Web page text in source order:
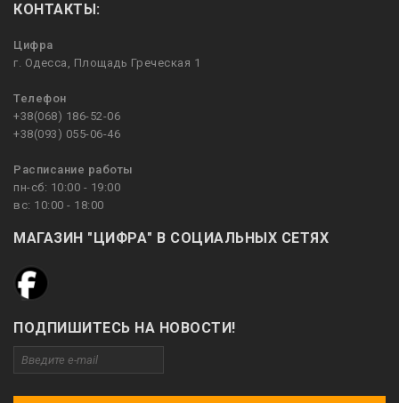
КОНТАКТЫ:
Цифра
г. Одесса, Площадь Греческая 1
Телефон
+38(068) 186-52-06
+38(093) 055-06-46
Расписание работы
пн-сб: 10:00 - 19:00
вс: 10:00 - 18:00
МАГАЗИН "ЦИФРА" В СОЦИАЛЬНЫХ СЕТЯХ
ПОДПИШИТЕСЬ НА НОВОСТИ!